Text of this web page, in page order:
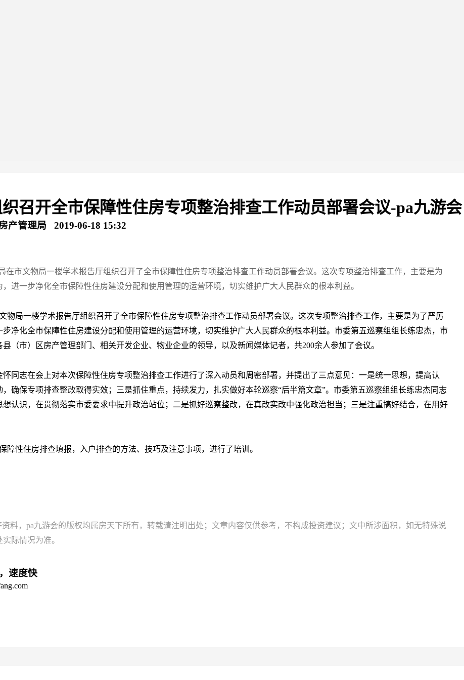
召开全市保障性住房专项整治排查工作动员部署会议-pa九游会
产管理局 2019-06-18 15:32
在市文物局一楼学术报告厅组织召开了全市保障性住房专项整治排查工作动员部署会议。这次专项整治排查工作，主要是为
进一步净化全市保障性住房建设分配和使用管理的运营环境，切实维护广大人民群众的根本利益。
物局一楼学术报告厅组织召开了全市保障性住房专项整治排查工作动员部署会议。这次专项整治排查工作，主要是为了严厉
净化全市保障性住房建设分配和使用管理的运营环境，切实维护广大人民群众的根本利益。市委第五巡察组组长练忠杰，市
（市）区房产管理部门、相关开发企业、物业企业的领导，以及新闻媒体记者，共200余人参加了会议。
同志在会上对本次保障性住房专项整治排查工作进行了深入动员和周密部署，并提出了三点意见：一是统一思想，提高认
确保专项排查整改取得实效；三是抓住重点，持续发力，扎实做好本轮巡察“后半篇文章”。市委第五巡察组组长练忠杰同志
认识，在贯彻落实市委要求中提升政治站位；二是抓好巡察整改，在真改实改中强化政治担当；三是注重搞好结合，在用好
障性住房排查填报，入户排查的方法、技巧及注意事项，进行了培训。
料，pa九游会的版权均属房天下所有，转载请注明出处；文章内容仅供参考，不构成投资建议；文中所涉面积，如无特殊说
际情况为准。
速度快